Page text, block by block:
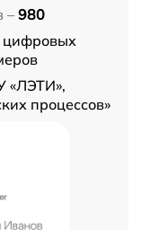
– 980
цифровых
«ЛЭТИ»,
процессов»